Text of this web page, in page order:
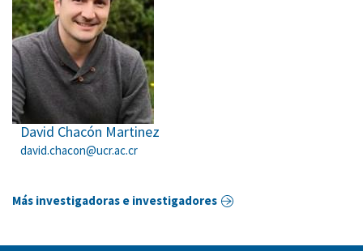
David Chacón Martinez
david.chacon@ucr.ac.cr
Más investigadoras e investigadores